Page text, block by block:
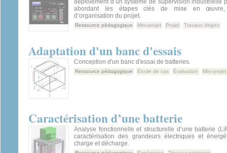
déploiement d’un système de supervision industrielle
abordant les étapes clés de mise en œuvre,
d’organisation du projet.
Ressource pédagogique Mini-projet Projet Travaux dirigés
Adaptation d'un banc d'essais
Conception d'un banc d'essai de batteries.
Ressource pédagogique Étude de cas Évaluation Mini-projet
Caractérisation d’une batterie
Analyse fonctionnelle et structurelle d’une batterie
caractérisation des grandeurs électriques et
charge et décharge.